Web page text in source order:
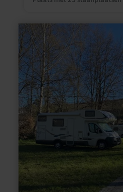
meer
informatie
over:
Camperplaatsen
Campingplaats
Heilhauser
Mühle